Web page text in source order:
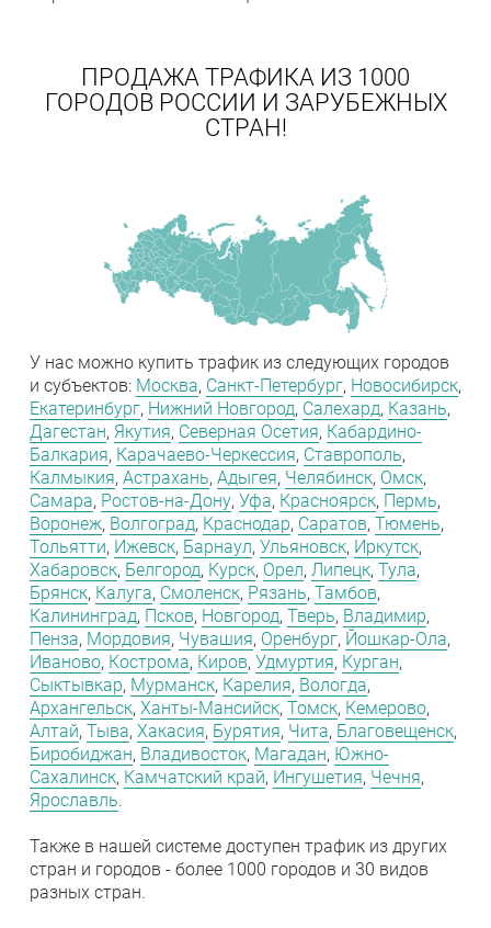
ПРОДАЖА ТРАФИКА ИЗ 1000
ГОРОДОВ РОССИИ И ЗАРУБЕЖНЫХ
СТРАН!
У нас можно купить трафик из следующих городов
и субъектов: Москва, Санкт-Петербург, Новосибирск,
Екатеринбург, Нижний Новгород, Салехард, Казань,
Дагестан, Якутия, Северная Осетия, Кабардино-
Балкария, Карачаево-Черкессия, Ставрополь,
Калмыкия, Астрахань, Адыгея, Челябинск, Омск,
Самара, Ростов-на-Дону, Уфа, Красноярск, Пермь,
Воронеж, Волгоград, Краснодар, Саратов, Тюмень,
Тольятти, Ижевск, Барнаул, Ульяновск, Иркутск,
Хабаровск, Белгород, Курск, Орел, Липецк, Тула,
Брянск, Калуга, Смоленск, Рязань, Тамбов,
Калининград, Псков, Новгород, Тверь, Владимир,
Пенза, Мордовия, Чувашия, Оренбург, Йошкар-Ола,
Иваново, Кострома, Киров, Удмуртия, Курган,
Сыктывкар, Мурманск, Карелия, Вологда,
Архангельск, Ханты-Мансийск, Томск, Кемерово,
Алтай, Тыва, Хакасия, Бурятия, Чита, Благовещенск,
Биробиджан, Владивосток, Магадан, Южно-
Сахалинск, Камчатский край, Ингушетия, Чечня,
Ярославль.
Также в нашей системе доступен трафик из других
стран и городов - более 1000 городов и 30 видов
разных стран.